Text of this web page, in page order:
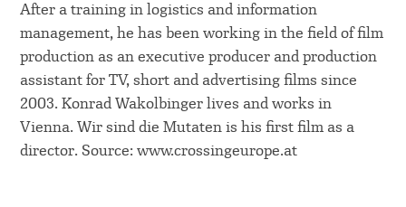
After a training in logistics and information
management, he has been working in the field of film
production as an executive producer and production
assistant for TV, short and advertising films since
2003. Konrad Wakolbinger lives and works in
Vienna. Wir sind die Mutaten is his first film as a
director. Source: www.crossingeurope.at